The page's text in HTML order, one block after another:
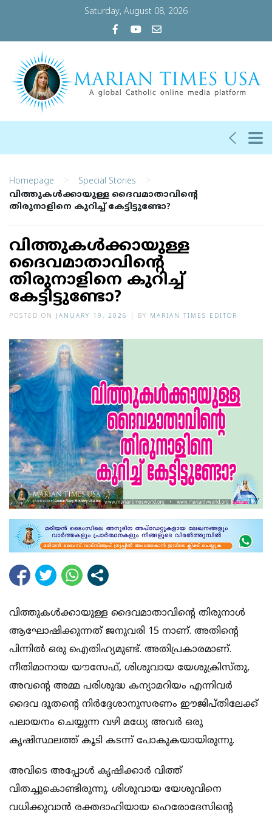
Saturday, August 08, 2026
Homepage > Special Stories >
വിത്തുകൾക്കായുള്ള ദൈവമാതാവിന്റെ
തിരുനാളിനെ കുറിച്ച് കേട്ടിട്ടുണ്ടോ?
വിത്തുകൾക്കായുള്ള
ദൈവമാതാവിന്റെ
തിരുനാളിനെ കുറിച്ച്
കേട്ടിട്ടുണ്ടോ?
POSTED ON JANUARY 19, 2026 BY MARIAN TIMES EDITOR
വിത്തുകൾക്കായുള്ള ദൈവമാതാവിന്റെ തിരുനാൾ
ആഘോഷിക്കുന്നത് ജനുവരി 15 നാണ്. അതിന്റെ
പിന്നിൽ ഒരു ഐതിഹ്യമുണ്ട്. അതിപ്രകാരമാണ്.
നീതിമാനായ യൗസേഫ്, ശിശുവായ യേശുക്രിസ്തു,
അവന്റെ അമ്മ പരിശുദ്ധ കന്യാമറിയം എന്നിവർ
ദൈവ ദൂതന്റെ നിർദ്ദേശാനുസരണം ഈജിപ്തിലേക്ക്
പലായനം ചെയ്യുന്ന വഴി മധ്യേ അവർ ഒരു
കൃഷിസ്ഥലത്ത് കൂടി കടന്ന് പോകുകയായിരുന്നു.
അവിടെ അപ്പോൾ കൃഷിക്കാർ വിത്ത്
വിതച്ചുകൊണ്ടിരുന്നു. ശിശുവായ യേശുവിനെ
വധിക്കുവാൻ രക്തദാഹിയായ ഹെരോദേസിന്റെ